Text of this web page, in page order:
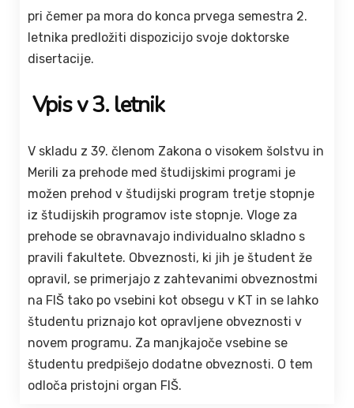
pri čemer pa mora do konca prvega semestra 2.
letnika predložiti dispozicijo svoje doktorske
disertacije.
Vpis v 3. letnik
V skladu z 39. členom Zakona o visokem šolstvu in
Merili za prehode med študijskimi programi je
možen prehod v študijski program tretje stopnje
iz študijskih programov iste stopnje. Vloge za
prehode se obravnavajo individualno skladno s
pravili fakultete. Obveznosti, ki jih je študent že
opravil, se primerjajo z zahtevanimi obveznostmi
na FIŠ tako po vsebini kot obsegu v KT in se lahko
študentu priznajo kot opravljene obveznosti v
novem programu. Za manjkajoče vsebine se
študentu predpišejo dodatne obveznosti. O tem
odloča pristojni organ FIŠ.